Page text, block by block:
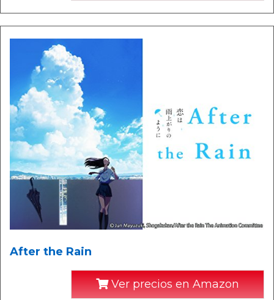
After the Rain
Ver precios en Amazon